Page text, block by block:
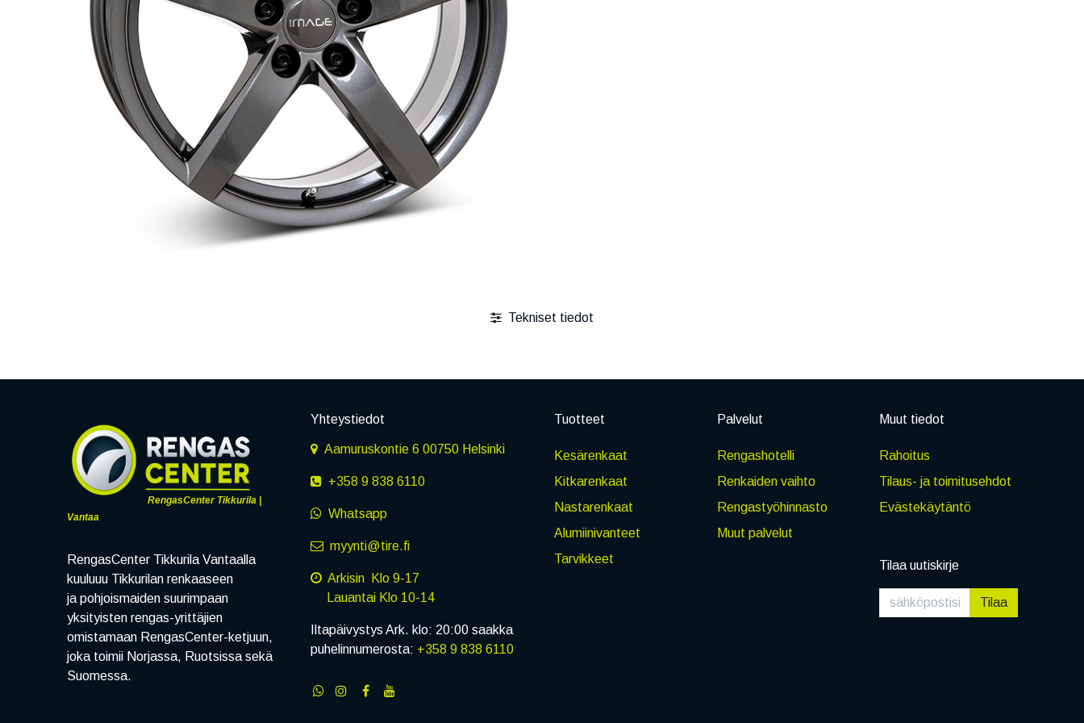
Tekniset tiedot
RengasCenter Tikkurila |
Vantaa
RengasCenter Tikkurila Vantaalla
kuuluuu Tikkurilan renkaaseen
ja pohjoismaiden suurimpaan
yksityisten rengas-yrittäjien
omistamaan RengasCenter-ketjuun,
joka toimii Norjassa, Ruotsissa sekä
Suomessa.
Yhteystiedot
Aamuruskontie 6 00750 Helsinki
+358 9 838 6110
Whatsapp
myynti@tire.fi
Arkisin Klo 9-17
Lauantai Klo 10-14
Iltapäivystys Ark. klo: 20:00 saakka
puhelinnumerosta: +358 9 838 6110
Tuotteet
Kesärenkaat
Kitkarenkaat
Nastarenkaat
Alumiinivanteet
Tarvikkeet
Palvelut
Rengashotelli
Renkaiden vaihto
Rengastyöhinnasto
Muut palvelut
Muut tiedot
Rahoitus
Tilaus- ja toimitusehdot
Evästekäytäntö
Tilaa uutiskirje
Tilaa